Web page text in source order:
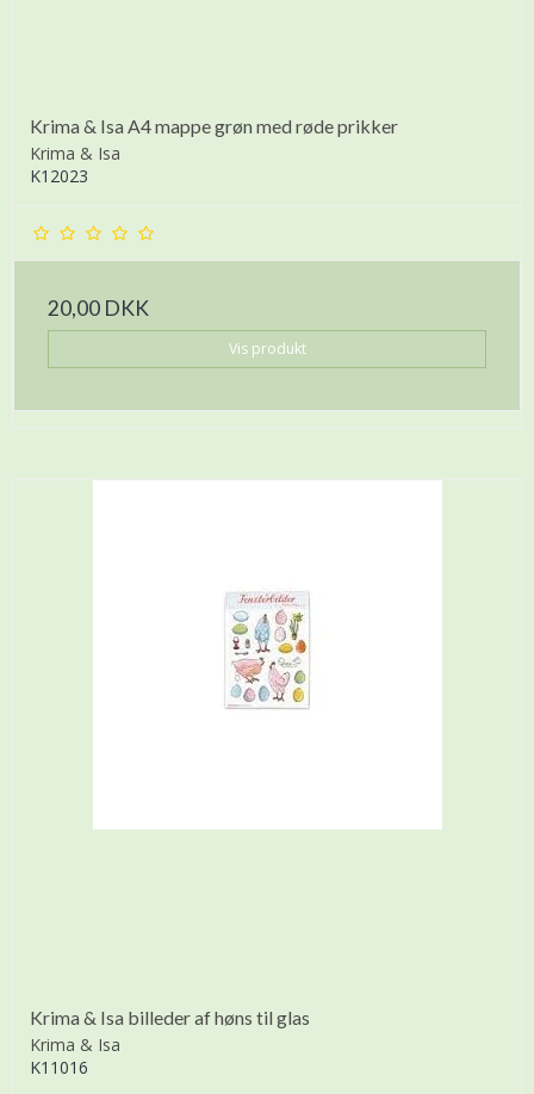
Krima & Isa A4 mappe grøn med røde prikker
Krima & Isa
K12023
20,00 DKK
Vis produkt
Krima & Isa billeder af høns til glas
Krima & Isa
K11016